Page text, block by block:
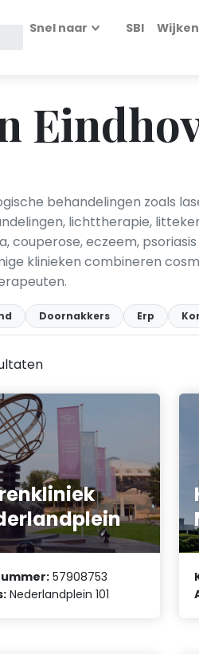
Snel naar SBI Wijken
behandelingen zoals
lichttherapie,
couperose, eczeem,
klinieken combineren
Doornakkers Erp
57908753
Nederlandplein 101